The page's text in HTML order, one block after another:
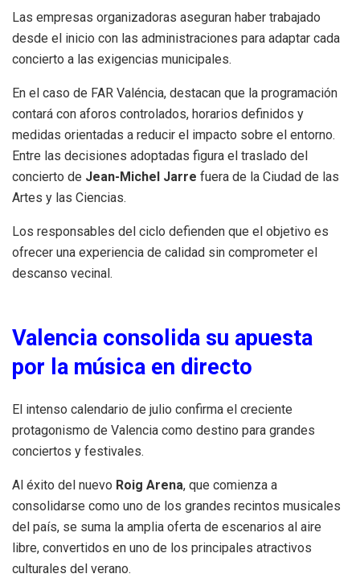
Las empresas organizadoras aseguran haber trabajado
desde el inicio con las administraciones para adaptar cada
concierto a las exigencias municipales.
En el caso de FAR Valéncia, destacan que la programación
contará con aforos controlados, horarios definidos y
medidas orientadas a reducir el impacto sobre el entorno.
Entre las decisiones adoptadas figura el traslado del
concierto de Jean-Michel Jarre fuera de la Ciudad de las
Artes y las Ciencias.
Los responsables del ciclo defienden que el objetivo es
ofrecer una experiencia de calidad sin comprometer el
descanso vecinal.
Valencia consolida su apuesta
por la música en directo
El intenso calendario de julio confirma el creciente
protagonismo de Valencia como destino para grandes
conciertos y festivales.
Al éxito del nuevo Roig Arena, que comienza a
consolidarse como uno de los grandes recintos musicales
del país, se suma la amplia oferta de escenarios al aire
libre, convertidos en uno de los principales atractivos
culturales del verano.